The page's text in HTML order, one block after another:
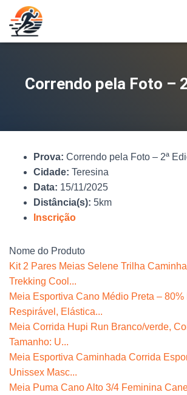
Correndo pela Foto –
Prova: Correndo pela Foto – 2ª
Cidade: Teresina
Data: 15/11/2025
Distância(s): 5km
Inscrição
Nome do Produto
Kit 2 Pares Meias Selene Trilha
Trekking Cool...
Meia Esportiva Cano Médio Preta – 80%
Respirável, Elástica...
Meia Corrida Hupi Run Branco/verde,
Tamanho: U...
Meia Esportiva Caminhada Corrida
Unissex Masc...
Meia Puma Cano Alto 3/4 Feminina